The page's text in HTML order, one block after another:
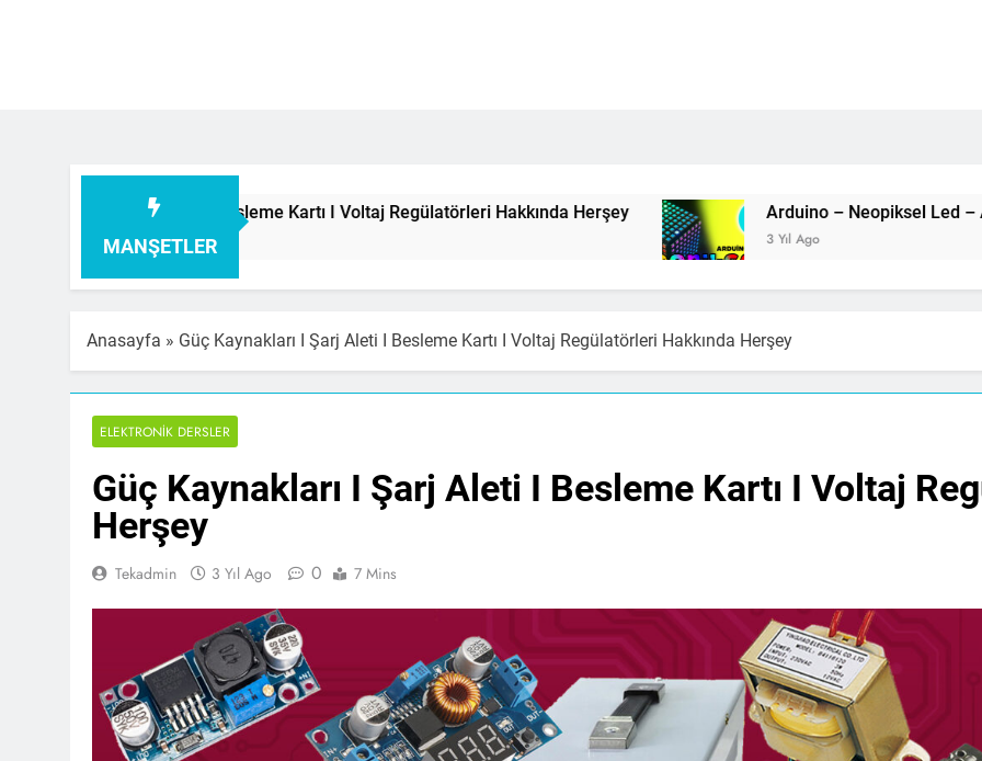
MANŞETLER
I Besleme Kartı I Voltaj Regülatörleri Hakkında Herşey
Anasayfa » Güç Kaynakları I Şarj Aleti I Besleme Kartı I Voltaj Regülatörleri Hakkında Herşey
ELEKTRONIK DERSLER
Güç Kaynakları I Şarj Aleti I Besleme Kartı I Voltaj
Herşey
Tekadmin 3 Yıl Ago 0 7 Mins